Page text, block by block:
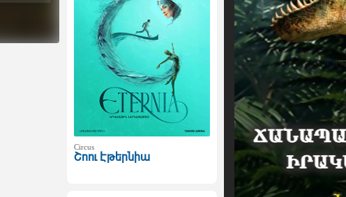
Circus
Շոու Էթերնիա